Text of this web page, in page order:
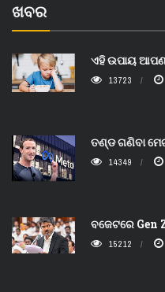
ଖବର
ଏହି ଉପାୟ
13723
ତଣ୍ଡ ଗଣିବା
14349
ବଜେଟରେ Gen
15212